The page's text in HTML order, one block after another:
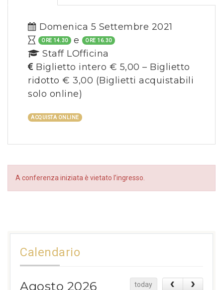
Domenica 5 Settembre 2021
ORE 14.30 e ORE 16.30
Staff LOfficina
Biglietto intero € 5,00 – Biglietto
ridotto € 3,00 (Biglietti acquistabili
solo online)
ACQUISTA ONLINE
A conferenza iniziata è vietato l’ingresso.
Calendario
Agosto 2026 today